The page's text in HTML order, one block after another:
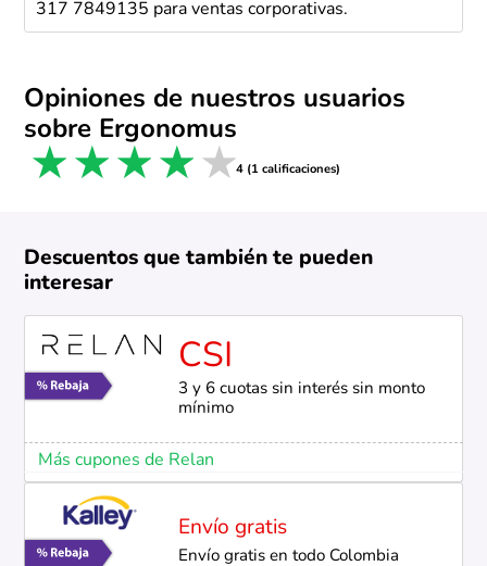
317 7849135 para ventas corporativas.
Opiniones de nuestros usuarios
sobre Ergonomus
5 stars
4 stars
3 stars
2 stars
1 star 4 (1 calificaciones)
Descuentos que también te pueden
interesar
CSI
3 y 6 cuotas sin interés sin monto
mínimo
Más cupones de Relan
Envío gratis
Envío gratis en todo Colombia